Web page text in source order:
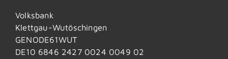
Volksbank
Klettgau-Wutöschingen
GENODE61WUT
DE10 6846 2427 0024 0049 02